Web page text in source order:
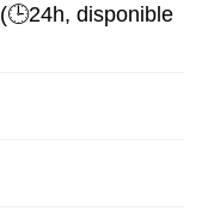
(🕒24h, disponible